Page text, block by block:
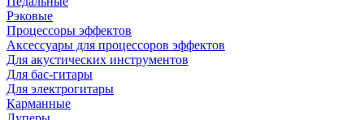
Рэковые
Процессоры эффектов
Аксессуары для процессоров эффектов
Для акустических инструментов
Для бас-гитары
Для электрогитары
Карманные